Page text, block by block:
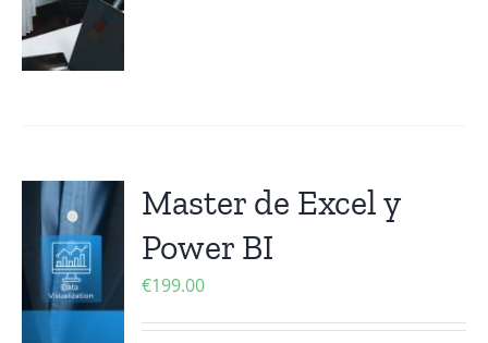
Master de Excel y
Power BI
€199.00